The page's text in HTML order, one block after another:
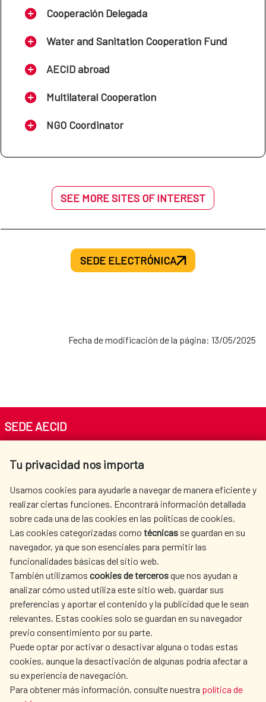
Cooperación Delegada
Water and Sanitation Cooperation Fund
AECID abroad
Multilateral Cooperation
NGO Coordinator
SEE MORE SITES OF INTEREST
SEDE ELECTRÓNICA
Fecha de modificación de la página: 13/05/2025
Tu privacidad nos importa
Usamos cookies para ayudarle a navegar de manera eficiente y
realizar ciertas funciones. Encontrará información detallada
sobre cada una de las cookies en las políticas de cookies.
Las cookies categorizadas como técnicas se guardan en su
navegador, ya que son esenciales para permitir las
funcionalidades básicas del sitio web.
También utilizamos cookies de tercerosque nos ayudan a
analizar cómo usted utiliza este sitio web, guardar sus
preferencias y aportar el contenido y la publicidad que le sean
relevantes. Estas cookies solo se guardan en su navegador
previo consentimiento por su parte.
Puede optar por activar o desactivar alguna o todas estas
cookies, aunque la desactivación de algunas podría afectar a
su experiencia de navegación.
Para obtener más información, consulte nuestra política de
SEDE AECID
Tel. +34 900 20 30 54​​​​​​​
AECID
WHERE DO WE COOPERATE?
SPANISH HUMANITARIAN
ACTION
PRESS ROOM
CULTURE AND SCIENCE LIBRARY
OUR SOCIAL MEDIA